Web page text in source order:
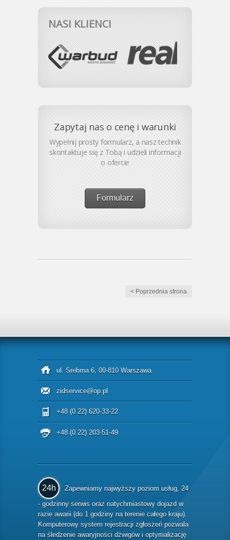
NASI KLIENCI
Zapytaj nas o cenę i warunki
Wypełnij prosty formularz, a nasz technik
skontaktuje się z Tobą i udzieli informacji
o ofercie
Formularz
< Poprzednia strona
ul. Srebrna 6, 00-810 Warszawa
zidservice@op.pl
+48 (0 22) 620-33-22
+48 (0 22) 203-51-49
24h
Zapewniamy najwyższy poziom usług, 24
- godzinny serwis oraz natychmiastowy dojazd w
razie awarii (do 1 godziny na terenie całego kraju).
Komputerowy system rejestracji zgłoszeń pozwala
na śledzenie awaryjności dźwigów i optymalizację